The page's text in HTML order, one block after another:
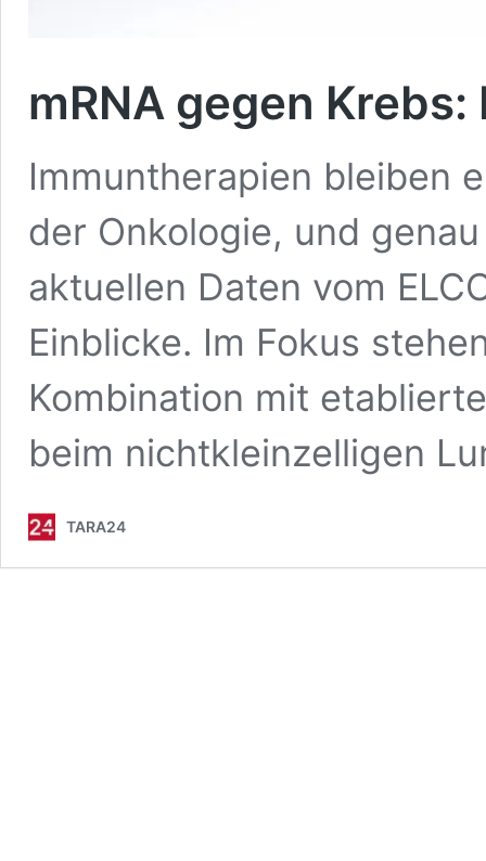
mRNA gegen
Immuntherapien bleiben
der Onkologie, und
aktuellen Daten vom
Einblicke. Im Fokus
Kombination mit
beim nichtkleinzelligen
TARA24